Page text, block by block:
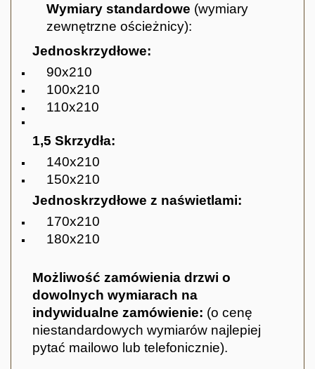
Wymiary standardowe (wymiary
zewnętrzne ościeżnicy):
Jednoskrzydłowe:
90x210
100x210
110x210
1,5 Skrzydła:
140x210
150x210
Jednoskrzydłowe z naświetlami:
170x210
180x210
Możliwość zamówienia drzwi o
dowolnych wymiarach na
indywidualne zamówienie: (o cenę
niestandardowych wymiarów najlepiej
pytać mailowo lub telefonicznie).